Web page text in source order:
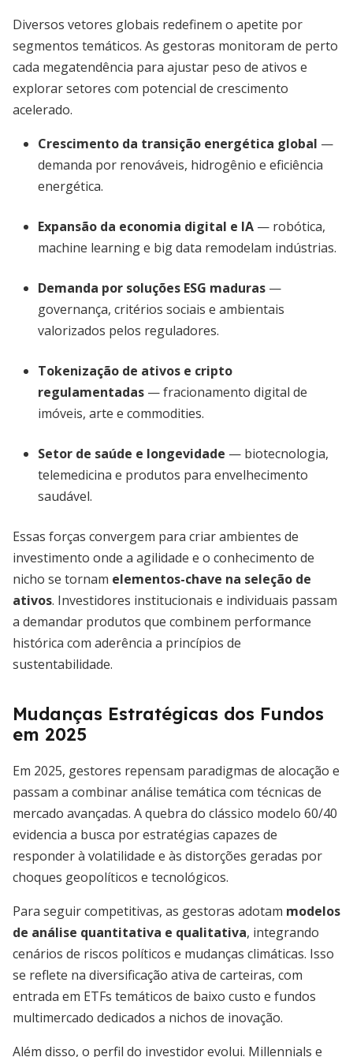
Diversos vetores globais redefinem o apetite por
segmentos temáticos. As gestoras monitoram de perto
cada megatendência para ajustar peso de ativos e
explorar setores com potencial de crescimento
acelerado.
Crescimento da transição energética global —
demanda por renováveis, hidrogênio e eficiência
energética.
Expansão da economia digital e IA — robótica,
machine learning e big data remodelam indústrias.
Demanda por soluções ESG maduras —
governança, critérios sociais e ambientais
valorizados pelos reguladores.
Tokenização de ativos e cripto
regulamentadas — fracionamento digital de
imóveis, arte e commodities.
Setor de saúde e longevidade — biotecnologia,
telemedicina e produtos para envelhecimento
saudável.
Essas forças convergem para criar ambientes de
investimento onde a agilidade e o conhecimento de
nicho se tornam elementos-chave na seleção de
ativos. Investidores institucionais e individuais passam
a demandar produtos que combinem performance
histórica com aderência a princípios de
sustentabilidade.
Mudanças Estratégicas dos Fundos
em 2025
Em 2025, gestores repensam paradigmas de alocação e
passam a combinar análise temática com técnicas de
mercado avançadas. A quebra do clássico modelo 60/40
evidencia a busca por estratégias capazes de
responder à volatilidade e às distorções geradas por
choques geopolíticos e tecnológicos.
Para seguir competitivas, as gestoras adotam modelos
de análise quantitativa e qualitativa, integrando
cenários de riscos políticos e mudanças climáticas. Isso
se reflete na diversificação ativa de carteiras, com
entrada em ETFs temáticos de baixo custo e fundos
multimercado dedicados a nichos de inovação.
Além disso, o perfil do investidor evolui. Millennials e